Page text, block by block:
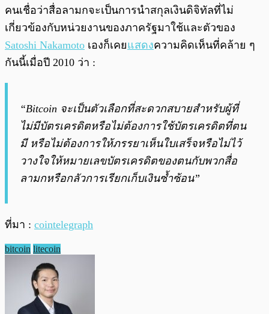
คนเชื่อว่าสื่อลามกจะเป็นการนำสกุลเงินดิจิทัลที่ไม่
เกี่ยวข้องกับหน่วยงานของภาครัฐมาใช้และตัวของ
Satoshi Nakamoto เองก็เคยแสดงความคิดเห็นที่คล้าย ๆ
กันนี้เมื่อปี 2010 ว่า :
“Bitcoin จะเป็นตัวเลือกที่สะดวกสบายสำหรับผู้ที่
ไม่มีบัตรเครดิตหรือไม่ต้องการใช้บัตรเครดิตที่ตน
มี หรือไม่ต้องการให้ภรรยาเห็นใบเสร็จหรือไม่ไว้
วางใจให้หมายเลขบัตรเครดิตของตนกับพวกสื่อ
ลามกหรือกลัวการเรียกเก็บเงินซ้ำซ้อน”
ที่มา : cointelegraph
bitcoin litecoin